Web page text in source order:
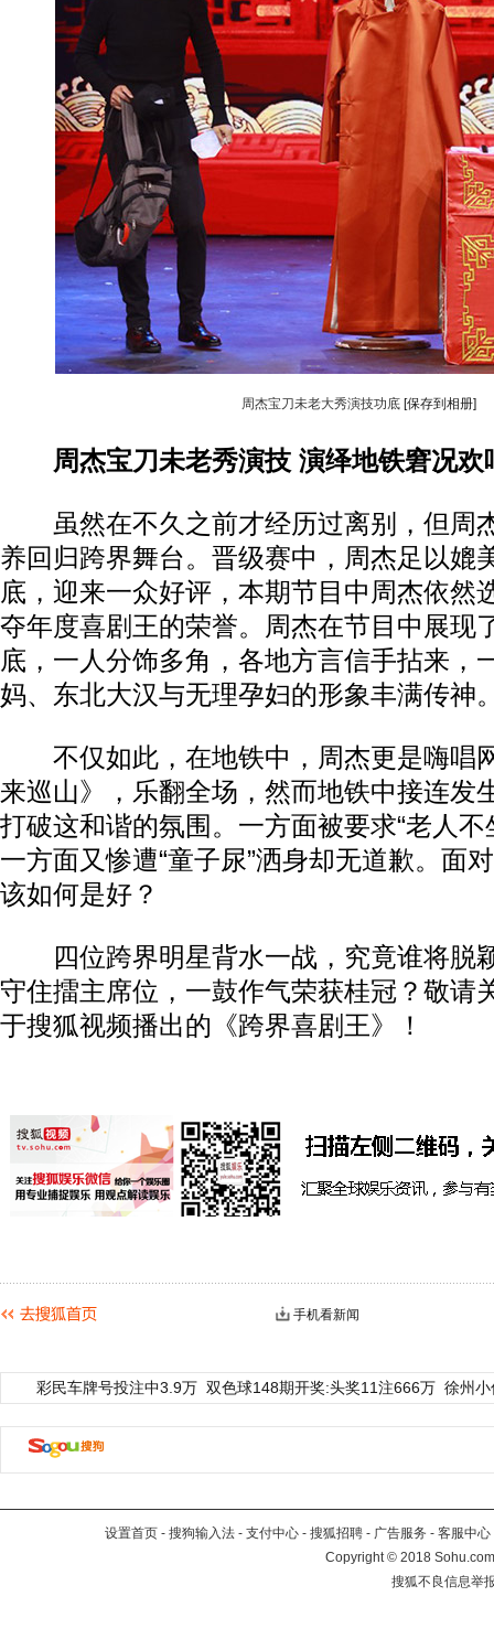
周杰宝刀未老大秀演技功底 [保存到相册]
周杰宝刀未老秀演技 演绎地铁窘况欢
虽然在不久之前才经历过离别，但周
养回归跨界舞台。晋级赛中，周杰足以媲
底，迎来一众好评，本期节目中周杰依然
夺年度喜剧王的荣誉。周杰在节目中展现
底，一人分饰多角，各地方言信手拈来，
妈、东北大汉与无理孕妇的形象丰满传神
不仅如此，在地铁中，周杰更是嗨唱
来巡山》，乐翻全场，然而地铁中接连发
打破这和谐的氛围。一方面被要求“老人不
一方面又惨遭“童子尿”洒身却无道歉。面
该如何是好？
四位跨界明星背水一战，究竟谁将脱
守住擂主席位，一鼓作气荣获桂冠？敬请
于搜狐视频播出的《跨界喜剧王》！
手机看新闻
彩民车牌号投注中3.9万 双色球148期开奖:头奖11注666万 徐州
设置首页 - 搜狗输入法 - 支付中心 - 搜狐招聘 - 广告服务 - 客服中心
Copyright©2018
搜狐不良信息举